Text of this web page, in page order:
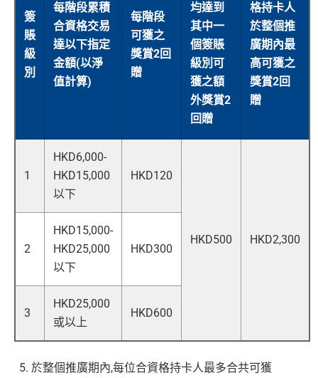
簽
賬
級
別
每階段累積
合資格交易
達以下指定
金額(以淨
值計算)
每階段
可獲之
獎賞2回
贈
均達到
其中一
個簽賬
級別可
獲之額
外獎賞2
回贈
格持卡人
於整個推
廣期內最
高可獲之
獎賞2回
贈
1
HKD6,000-
HKD15,000
以下
HKD120
HKD500 HKD2,300
2
HKD15,000-
HKD25,000
以下
HKD300
3
HKD25,000
或以上
HKD600
於整個推廣期內,每位合資格持卡人最多合共可獲